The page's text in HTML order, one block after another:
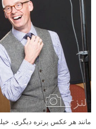
مانند هر عکس پرتره دیگری،